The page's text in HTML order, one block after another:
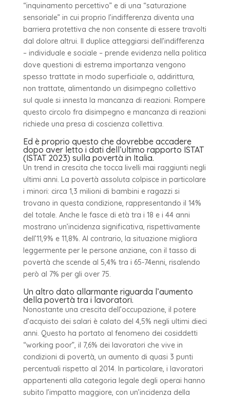
“inquinamento percettivo” e di una “saturazione
sensoriale” in cui proprio l’indifferenza diventa una
barriera protettiva che non consente di essere travolti
dal dolore altrui. Il duplice atteggiarsi dell’indifferenza
– individuale e sociale – prende evidenza nella politica
dove questioni di estrema importanza vengono
spesso trattate in modo superficiale o, addirittura,
non trattate, alimentando un disimpegno collettivo
sul quale si innesta la mancanza di reazioni. Rompere
questo circolo fra disimpegno e mancanza di reazioni
richiede una presa di coscienza collettiva.
Ed è proprio questo che dovrebbe accadere
dopo aver letto i dati dell’ultimo rapporto ISTAT
(ISTAT 2023) sulla povertà in Italia.
Un trend in crescita che tocca livelli mai raggiunti negli
ultimi anni. La povertà assoluta colpisce in particolare
i minori: circa 1,3 milioni di bambini e ragazzi si
trovano in questa condizione, rappresentando il 14%
del totale. Anche le fasce di età tra i 18 e i 44 anni
mostrano un’incidenza significativa, rispettivamente
dell’11,9% e 11,8%. Al contrario, la situazione migliora
leggermente per le persone anziane, con il tasso di
povertà che scende al 5,4% tra i 65-74enni, risalendo
però al 7% per gli over 75.
Un altro dato allarmante riguarda l’aumento
della povertà tra i lavoratori.
Nonostante una crescita dell’occupazione, il potere
d’acquisto dei salari è calato del 4,5% negli ultimi dieci
anni. Questo ha portato al fenomeno dei cosiddetti
“working poor”, il 7,6% dei lavoratori che vive in
condizioni di povertà, un aumento di quasi 3 punti
percentuali rispetto al 2014. In particolare, i lavoratori
appartenenti alla categoria legale degli operai hanno
subito l’impatto maggiore, con un’incidenza della